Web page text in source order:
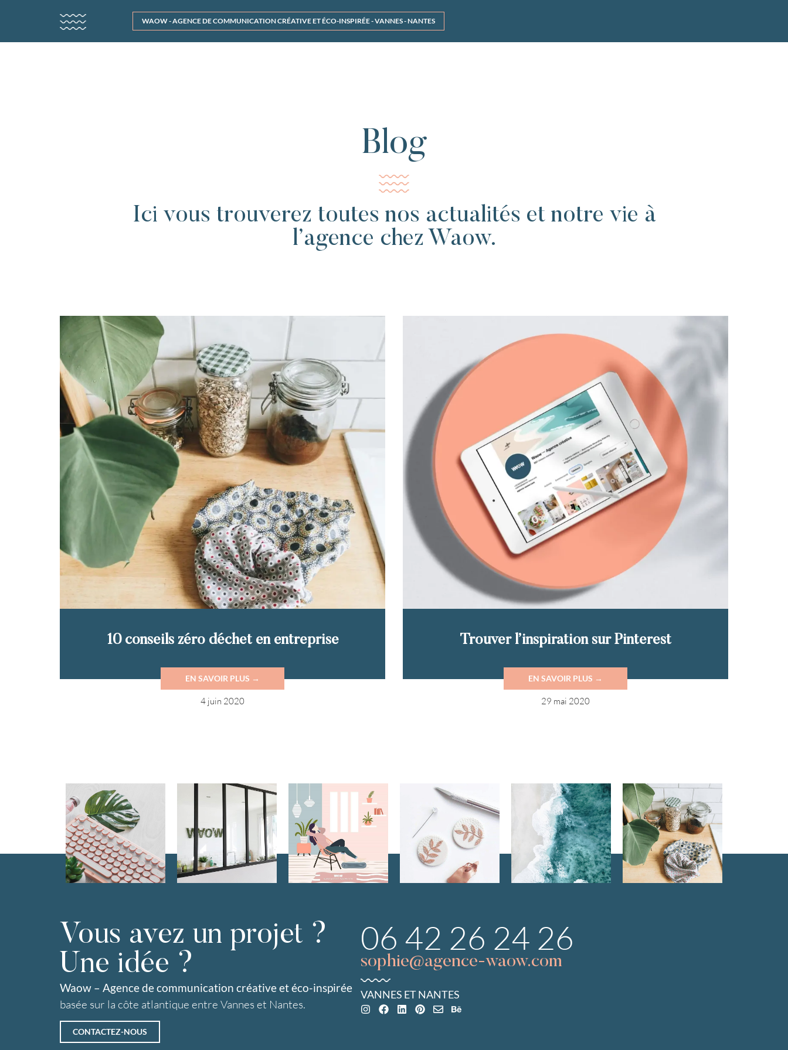
WAOW - AGENCE DE COMMUNICATION CRÉATIVE ET ÉCO-INSPIRÉE - VANNES - NANTES
Blog
Ici vous trouverez toutes nos actualités et notre vie à
l’agence chez Waow.
10 conseils zéro déchet en entreprise
EN SAVOIR PLUS →
4 juin 2020
Trouver l’inspiration sur Pinterest
EN SAVOIR PLUS →
29 mai 2020
Vous avez un projet ?
Une idée ?
Waow – Agence de communication créative et éco-inspirée
basée sur la côte atlantique entre Vannes et Nantes.
CONTACTEZ-NOUS
06 42 26 24 26
sophie@agence-waow.com
VANNES ET NANTES